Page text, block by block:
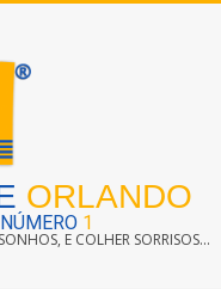
ORLANDO
1
E COLHER SORRISOS...